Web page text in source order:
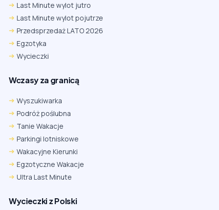
Last Minute wylot jutro
Last Minute wylot pojutrze
Przedsprzedaż LATO 2026
Egzotyka
Wycieczki
Wczasy za granicą
Wyszukiwarka
Podróż poślubna
Tanie Wakacje
Parkingi lotniskowe
Wakacyjne Kierunki
Egzotyczne Wakacje
Ultra Last Minute
Wycieczki z Polski